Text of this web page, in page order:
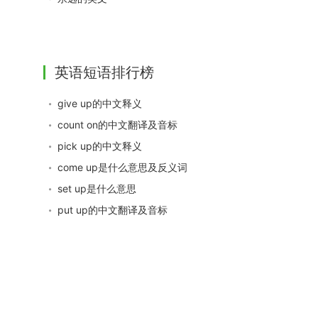
英语短语排行榜
give up的中文释义
count on的中文翻译及音标
pick up的中文释义
come up是什么意思及反义词
set up是什么意思
put up的中文翻译及音标